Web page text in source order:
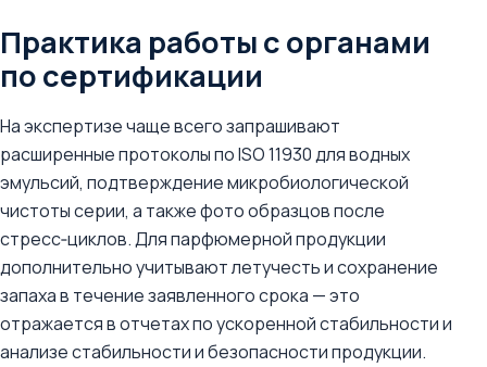
Практика работы с органами
по сертификации
На экспертизе чаще всего запрашивают
расширенные протоколы по ISO 11930 для водных
эмульсий, подтверждение микробиологической
чистоты серии, а также фото образцов после
стресс‑циклов. Для парфюмерной продукции
дополнительно учитывают летучесть и сохранение
запаха в течение заявленного срока — это
отражается в отчетах по ускоренной стабильности и
анализе стабильности и безопасности продукции.